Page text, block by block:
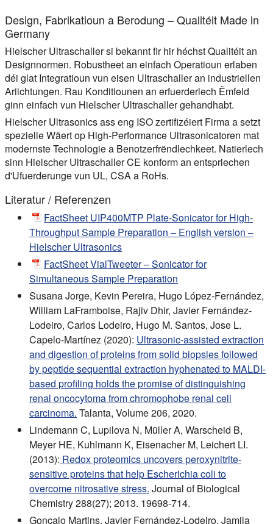
Design, Fabrikatioun a Berodung – Qualitéit Made in
Germany
Hielscher Ultraschaller si bekannt fir hir héchst Qualitéit an
Designnormen. Robustheet an einfach Operatioun erlaben
déi glat Integratioun vun eisen Ultraschaller an industriellen
Ariichtungen. Rau Konditiounen an erfuerderlech Ëmfeld
ginn einfach vun Hielscher Ultraschaller gehandhabt.
Hielscher Ultrasonics ass eng ISO zertifizéiert Firma a setzt
spezielle Wäert op High-Performance Ultrasonicatoren mat
modernste Technologie a Benotzerfrëndlechkeet. Natierlech
sinn Hielscher Ultraschaller CE konform an entspriechen
d'Ufuerderunge vun UL, CSA a RoHs.
Literatur / Referenzen
FactSheet UIP400MTP Plate-Sonicator for High-
Throughput Sample Preparation – English version –
Hielscher Ultrasonics
FactSheet VialTweeter – Sonicator for
Simultaneous Sample Preparation
Susana Jorge, Kevin Pereira, Hugo López-Fernández,
William LaFramboise, Rajiv Dhir, Javier Fernández-
Lodeiro, Carlos Lodeiro, Hugo M. Santos, Jose L.
Capelo-Martínez (2020): Ultrasonic-assisted extraction
and digestion of proteins from solid biopsies followed
by peptide sequential extraction hyphenated to MALDI-
based profiling holds the promise of distinguishing
renal oncocytoma from chromophobe renal cell
carcinoma. Talanta, Volume 206, 2020.
Lindemann C, Lupilova N, Müller A, Warscheid B,
Meyer HE, Kuhlmann K, Eisenacher M, Leichert LI.
(2013): Redox proteomics uncovers peroxynitrite-
sensitive proteins that help Escherichia coli to
overcome nitrosative stress. Journal of Biological
Chemistry 288(27); 2013. 19698-714.
Gonçalo Martins, Javier Fernández-Lodeiro, Jamila